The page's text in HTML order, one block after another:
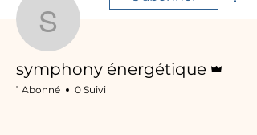
symphony
symphony énergétique
1 Abonné
0 Suivi